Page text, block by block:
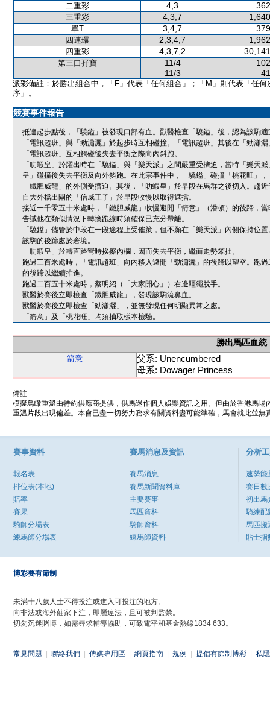
二重彩
4,3
三重彩 4,3,7
單T 3,4,7
四連環 2,3,4,7
四重彩 4,3,7,2
第三口孖寶 11/4
11/3
派彩備註：於勝出組合中，「F」代表「任何組合」；「M」則代表「任何
序」。
競賽事件報告
抵達起步點後，「驍鎰」被發現口部有血。獸醫檢查「驍鎰」後，認為該駒適
「電訊超班」與「勁瀟灑」於起步時互相碰撞。「電訊超班」其後在「勁瀟
「電訊超班」互相觸碰後失去平衡之際向內斜跑。
「叻蝦皇」於躍出時在「驍鎰」與「樂天派」之間嚴重受擠迫，當時「樂天
皇」碰撞後失去平衡及向外斜跑。在此宗事件中，「驍鎰」碰撞「桃花旺」
「鐵胆威龍」的外側受擠迫。其後，「叻蝦皇」於早段在馬群之後切入。趨
自大外檔出閘的「信威王子」於早段收慢以取得遮擋。
接近一千零五十米處時，「鐵胆威龍」收慢避開「箭意」（潘頓）的後蹄，
告誡他在類似情況下轉換跑線時須確保已充分帶離。
「驍鎰」儘管於中段在一段途程上受催策，但不願在「樂天派」內側保持位
該駒的後蹄處於窘境。
「叻蝦皇」於轉直路彎時挨擦內欄，因而失去平衡，繼而走勢笨拙。
跑過三百米處時，「電訊超班」向內移入避開「勁瀟灑」的後蹄以望空。跑
的後蹄以繼續推進。
跑過二百五十米處時，蔡明紹（「大家開心」）右邊韁繩脫手。
獸醫於賽後立即檢查「鐵胆威龍」，發現該駒流鼻血。
獸醫於賽後立即檢查「勁瀟灑」，並無發現任何明顯異常之處。
「箭意」及「桃花旺」均須抽取樣本檢驗。
勝出馬匹血統
箭意
父系: Unencumbered
母系: Dowager Princess
備註
模擬鳥瞰重溫由特約供應商提供，供馬迷作個人娛樂資訊之用。但由於香港馬
重溫片段出現偏差。本會已盡一切努力務求有關資料盡可能準確，馬會就此並
賽事資料
報名表
排位表(本地)
賠率
賽果
騎師分場表
練馬師分場表
賽馬消息及資訊
賽馬消息
賽馬新聞資料庫
主要賽事
馬匹資料
騎師資料
練馬師資料
分析
速勢能
賽日數
初出馬
騎練配
馬匹搬
貼士指
博彩要有節制
未滿十八歲人士不得投注或進入可投注的地方。
向非法或海外莊家下注，即屬違法，且可被判監禁。
切勿沉迷賭博，如需尋求輔導協助，可致電平和基金熱線1834 633。
常見問題 聯絡我們 傳媒專用區 網頁指南 規例 提倡有節制博彩 私